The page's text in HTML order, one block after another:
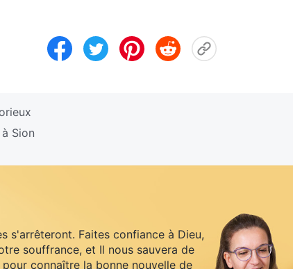
Sion
s'arrêteront. Faites confiance à Dieu,
souffrance, et Il nous sauvera de
connaître la bonne nouvelle de